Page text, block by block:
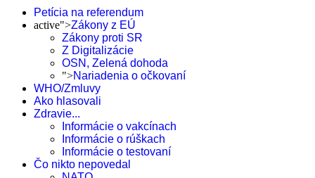
Petícia na referendum
active">Zákony z EÚ
Zákony proti SR
Z Digitalizácie
OSN, Zelená dohoda
">Nariadenia o očkovaní
WHO/Zmluvy
Ako hlasovali
Zdravie...
Informácie o vakcínach
Informácie o rúškach
Informácie o testovaní
Čo nikto nepovedal